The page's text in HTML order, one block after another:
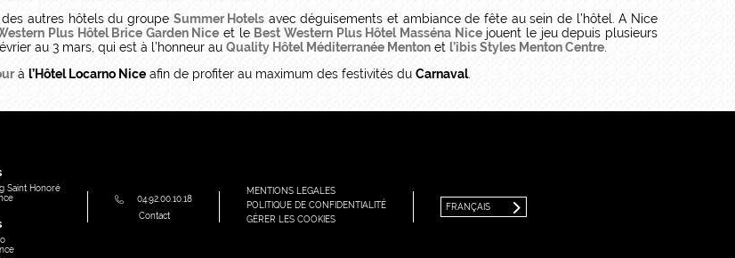
autres hôtels du groupe Summer Hotels avec déguisements et ambiance de fête au sein de l’hôtel. A Nice
Plus Hôtel Brice Garden Nice et le Best Western Plus Hôtel Masséna Nicejouent le jeu depuis plusieurs
au 3 mars, qui est à l’honneur au Quality Hôtel Méditerranée Menton et l’ibis Styles Menton Centre
à l’Hôtel Locarno Nice afin de profiter au maximum des festivités du Carnaval.
Saint Honoré
04.92.00.10.18
Contact
MENTIONS LEGALES
POLITIQUE DE CONFIDENTIALITÉ
GÉRER LES COOKIES
FRANÇAIS